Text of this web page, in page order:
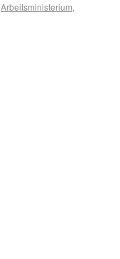
Arbeitsministerium,